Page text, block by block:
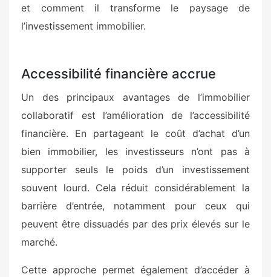
et comment il transforme le paysage de
l’investissement immobilier.
Accessibilité financière accrue
Un des principaux avantages de l’immobilier
collaboratif est l’amélioration de l’accessibilité
financière. En partageant le coût d’achat d’un
bien immobilier, les investisseurs n’ont pas à
supporter seuls le poids d’un investissement
souvent lourd. Cela réduit considérablement la
barrière d’entrée, notamment pour ceux qui
peuvent être dissuadés par des prix élevés sur le
marché.
Cette approche permet également d’accéder à